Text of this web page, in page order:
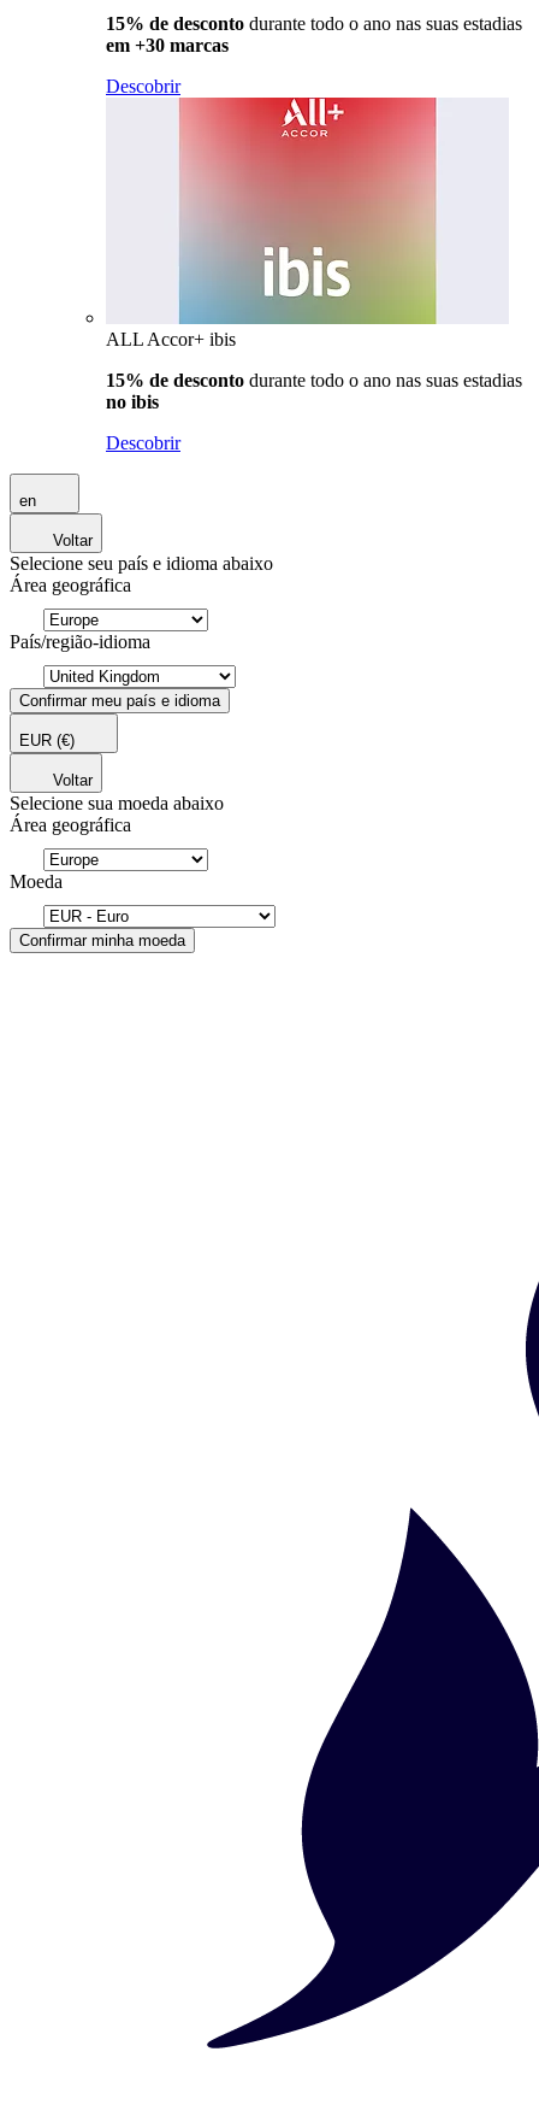
15% de desconto durante todo o ano nas suas estadias
em +30 marcas
Descobrir
ALL Accor+ ibis
15% de desconto durante todo o ano nas suas estadias
no ibis
Descobrir
en
Voltar
Selecione seu país e idioma abaixo
Área geográfica
País/região-idioma
Confirmar meu país e idioma
EUR (€)
Voltar
Selecione sua moeda abaixo
Área geográfica
Moeda
Confirmar minha moeda